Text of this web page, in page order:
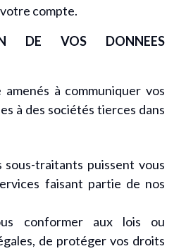
compte.
DE VOS DONNEES
à communiquer vos
à des sociétés tierces dans
sous-traitants puissent vous
faisant partie de nos
conformer aux lois ou
de protéger vos droits